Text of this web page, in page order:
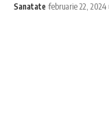
Sanatate februarie 22, 2024